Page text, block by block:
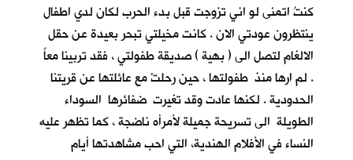
كنتُ اتمنى لو اني تزوجت قبل بدء الحرب لكان لدي اطفال
ينتظرون عودتي الان . كانت مخيلتي تبحر بعيدة عن حقل
الالغام لتصل الى ( بهية ) صديقة طفولتي ، فقد تربينا معاً
. لم ارها منذ طفولتها ، حين رحلتْ مع عائلتها عن قريتنا
الحدودية . لكنها عادت وقد تغيرت ضفائرها السوداء
الطويلة الى تسريحة جميلة لأمرأه ناضجة ، كما تظهر عليه
النساء في الأفلام الهندية، التي احب مشاهدتها أيام